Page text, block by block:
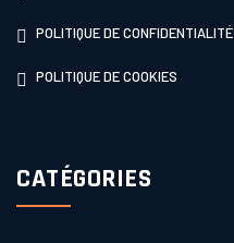
POLITIQUE DE CONFIDENTIALITÉ
POLITIQUE DE COOKIES
CATÉGORIES